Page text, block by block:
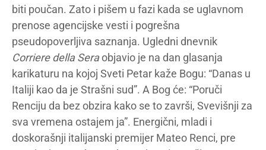
biti poučan. Zato i pišem u fazi kada se uglavnom
prenose agencijske vesti i pogrešna
pseudopoverljiva saznanja. Ugledni dnevnik
Corriere della Seraobjavio je na dan glasanja
karikaturu na kojoj Sveti Petar kaže Bogu: “Danas u
Italiji kao da je Strašni sud”. A Bog će: “Poruči
Renciju da bez obzira kako se to završi, Svevišnji za
sva vremena ostajem ja”. Energični, mladi i
doskorašnji italijanski premijer Mateo Renci, pre